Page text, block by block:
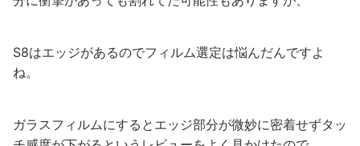
S8はエッジがあるのでフィルム選定は悩んだんですよ
ね。
ガラスフィルムにするとエッジ部分が微妙に密着せずタッ